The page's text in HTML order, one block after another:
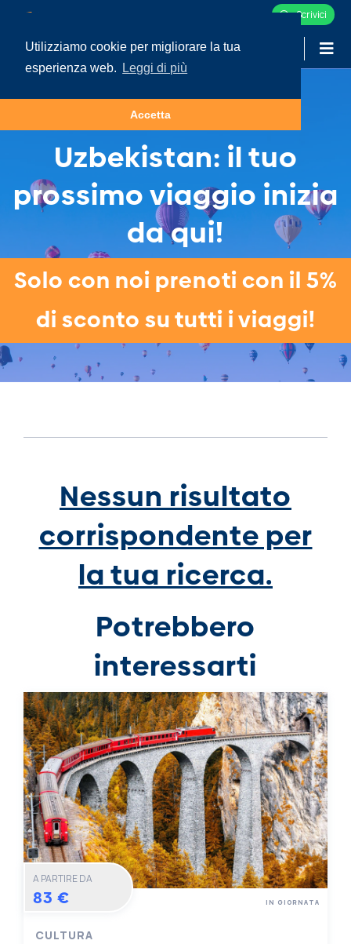
Utilizziamo cookie per migliorare la tua
esperienza web.
Leggi di più
Accetta
Scrivici
Tour e Vacanze in
Uzbekistan: il tuo
prossimo viaggio inizia
da qui!
Solo con noi prenoti con il 5%
di sconto su tutti i viaggi!
Nessun risultato
corrispondente per
la tua ricerca.
Potrebbero
interessarti
A PARTIRE DA
83 €
CULTURA
IN GIORNATA